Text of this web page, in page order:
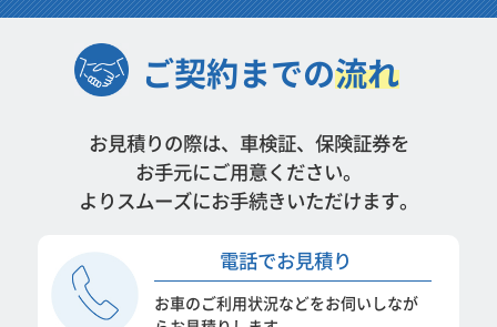
ご契約までの流れ
お見積りの際は、車検証、保険証券を
お手元にご用意ください。
よりスムーズにお手続きいただけます。
電話でお見積り
お車のご利用状況などをお伺いしなが